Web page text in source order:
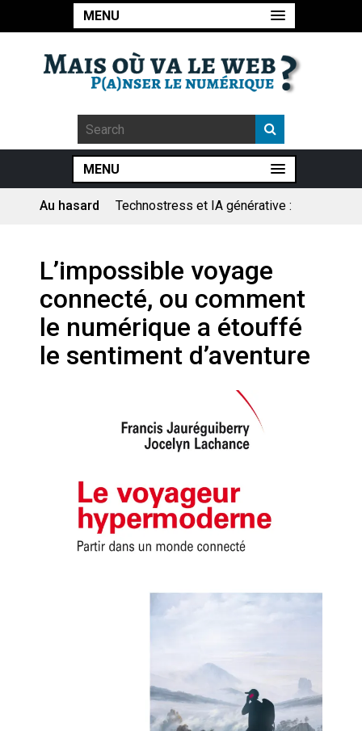
MENU
MENU
Au hasard
Technostress et IA générative :
Pourquoi les études qui
prévoient la fin de l’emploi « à
cause » de l’IA se plantent-
elles toujours ?
Le consultant : une lecture
sociologique
Quand Mistral veut moraliser le
pillage
des perroquets
En Seine-et-Marne, le projet de
Campus IA doit sortir des
La vaste blague du macronisme
crypto-spatial
L’impossible voyage
connecté, ou comment
le numérique a étouffé
le sentiment d’aventure